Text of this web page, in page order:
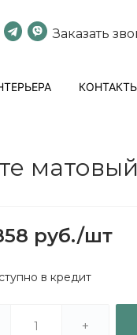
Заказать
матовый
руб./шт
в кредит
+